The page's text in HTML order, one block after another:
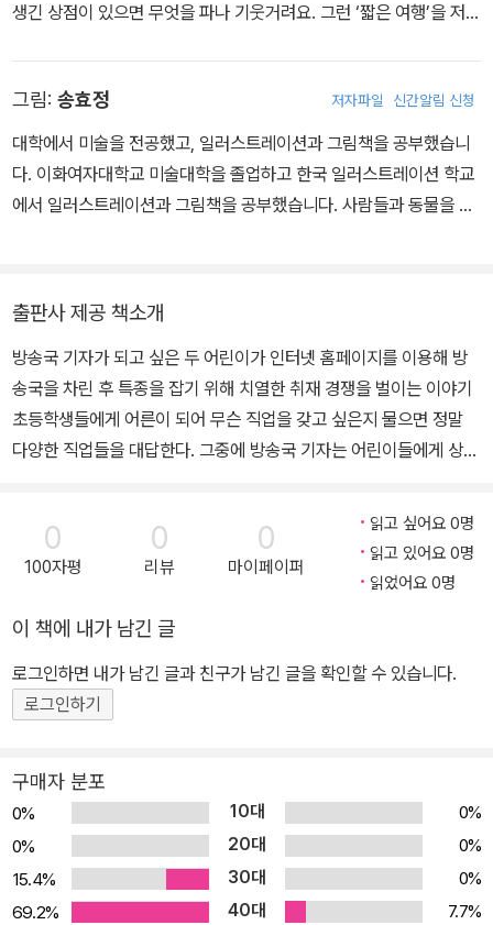
생긴 상점이 있으면 무엇을 파나 기웃거려요. 그런 ‘짧은 여행’을 저는
은 어느새 끝이 납니다. 아쉽지만 괜찮아요. 전 또 여행을 떠날 거니까
요. 여러분도 제가 만난 아이들과 함께 멋진 여행을 떠나길 바랄게요.
지은 책으로 《터널: 시간이 멈춘 곳》 《고양이 섬》 《특종 전쟁 1, 2》
《다락방 외계인》 《로봇 벌 알파》 《가짜 가족》 《타마르의 숲》 등이 있
그림: 송효정 저자파일 신간알림 신청
대학에서 미술을 전공했고, 일러스트레이션과 그림책을 공부했습니
다. 이화여자대학교 미술대학을 졸업하고 한국 일러스트레이션 학교
에서 일러스트레이션과 그림책을 공부했습니다. 사람들과 동물을 관
소문 말고 진실》, 《진짜로 올지도 몰라, 이런 미래》,〈기량 탐정 사무
소〉, 〈귀신도 반한 숲속 라면 가게〉 시리즈 등이 있습니다.
출판사 제공 책소개
방송국 기자가 되고 싶은 두 어린이가 인터넷 홈페이지를 이용해 방
송국을 차린 후 특종을 잡기 위해 치열한 취재 경쟁을 벌이는 이야기
초등학생들에게 어른이 되어 무슨 직업을 갖고 싶은지 물으면 정말
다양한 직업들을 대답한다. 그중에 방송국 기자는 어린이들에게 상당
전쟁》은 방송국 기자가 되고 싶은 두 어린이가 인터넷 홈페이지를 이
용해 방송국을 차린 후 주변에서 벌어지는 일들을 취재하며 겪는 이
야기다. 이 책을 읽으면 언론의 역할과 기능에 대해서 자연스럽게 알
게 된다. 그렇다고 이 책이 기자라는 직업을 소개하는 것에 중점을 둔
학습동화는 결코 아니다. 두 어린이가 실제로 기자가 되어 여러 사건
들을 취재하면서 주변 사람들의 처지와 마음을 이해하고 세상을 배워
나가는 과정이 빵 터지도록 웃기면서 따뜻한 시선으로 그려진 창작동
으며 유성이와 찬우는 기자가 되고 싶은 꿈을 갖게 된다. 찬우의 아이
디어로 두 어린이가 인터넷 홈페이지를 이용해 방송국을 차린 후 기
자가 되어 활동하기로 한다. 반장에다 키도 크고 잘생긴 유성이는 아
이들의 잘못된 행동만을 취재하려고 한다. 쉬는 시간마다 학교 뒷문
개미슈퍼에서 과자나 아이스크림을 사 먹는 아이들이 이곳에 쓰레기
0
100자평
0
리뷰
0
마이페이퍼
읽고 싶어요 0명
읽고 있어요 0명
읽었어요 0명
이 책에 내가 남긴 글
로그인하면 내가 남긴 글과 친구가 남긴 글을 확인할 수 있습니다.
로그인하기
구매자 분포
0% 10대
0%
0%
20대
0%
15.4%
30대
0%
69.2%
40대
7.7%